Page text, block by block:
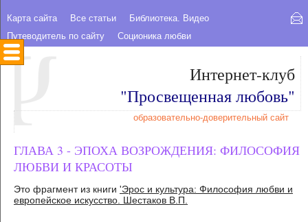
Карта сайта Все статьи
Библиотека. Видео
Путеводитель по сайту
Соционика любви
Интернет-клуб
"Просвещенная любовь"
образовательно-доверительный сайт
ГЛАВА 3 - ЭПОХА ВОЗРОЖДЕНИЯ: ФИЛОСОФИЯ
ЛЮБВИ И КРАСОТЫ
Это фрагмент из книги 'Эрос и культура: Философия любви и
европейское искусство. Шестаков В.П.